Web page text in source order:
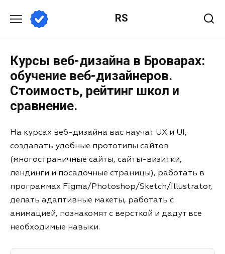
RS
Курсы веб-дизайна в Броварах:
обучение веб-дизайнеров.
Стоимость, рейтинг школ и
сравнение.
На курсах веб-дизайна вас научат UX и UI,
создавать удобные прототипы сайтов
(многостраничные сайты, сайты-визитки,
лендинги и посадочные страницы), работать в
программах Figma/Photoshop/Sketch/Illustrator,
делать адаптивные макеты, работать с
анимацией, познакомят с версткой и дадут все
необходимые навыки.